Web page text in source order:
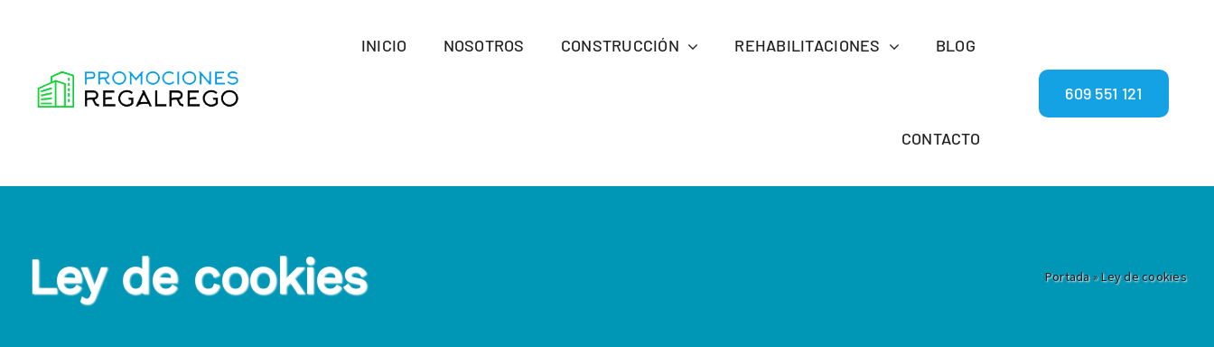
INICIO NOSOTROS CONSTRUCCIÓN REHABILITACIONES BLOG
CONTACTO
609 551 121
Ley de cookies Portada»Ley de cookies